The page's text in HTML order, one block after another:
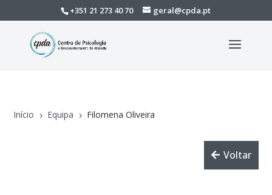
+351 21 273 40 70 geral@cpda.pt
Início 5 Equipa 5 Filomena Oliveira
Voltar